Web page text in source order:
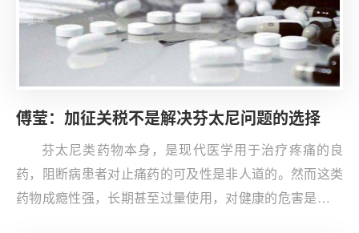
傅莹：加征关税不是解决芬太尼问题的选择
芬太尼类药物本身，是现代医学用于治疗疼痛的良
药，阻断病患者对止痛药的可及性是非人道的。然而这类
药物成瘾性强，长期甚至过量使用，对健康的危害是不可